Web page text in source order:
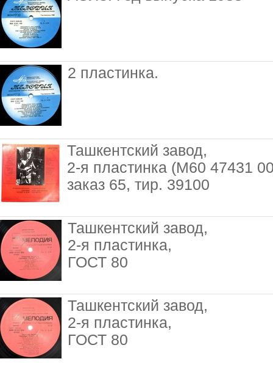
2 пластинка.
Ташкентский завод,
2-я пластинка (М60 47431
заказ 65, тир. 39100
Ташкентский завод,
2-я пластинка,
ГОСТ 80
Ташкентский завод,
2-я пластинка,
ГОСТ 80